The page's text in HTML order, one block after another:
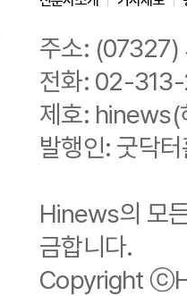
주소: (07327)
전화: 02-
제호: hinews(
발행인: 굿닥
Hinews의 모
금합니다.
Copyright